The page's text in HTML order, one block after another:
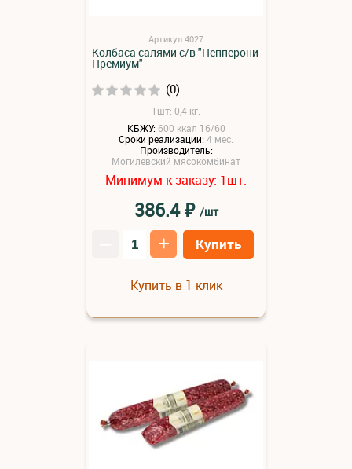
Артикул:4027
Колбаса салями с/в "Пепперони
Премиум"
(0)
1шт: 0,4 кг.
КБЖУ: 600 ккал 16/60
Сроки реализации:4 мес.
Производитель:
Могилевский мясокомбинат
Минимум к заказу: 1шт.
386.4₽ /шт
+ Купить
Купить в 1 клик